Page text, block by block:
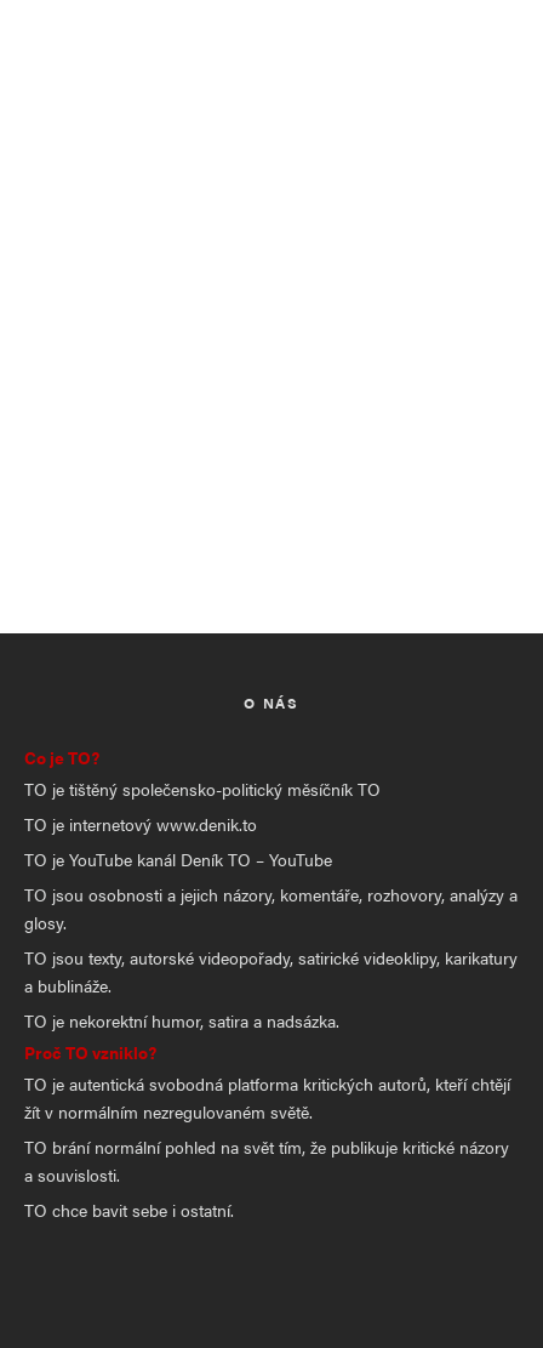
O NÁS
Co je TO?
TO je tištěný společensko-politický měsíčník TO
TO je internetový www.denik.to
TO je YouTube kanál Deník TO – YouTube
TO jsou osobnosti a jejich názory, komentáře, rozhovory, analýzy a
glosy.
TO jsou texty, autorské videopořady, satirické videoklipy, karikatury
a bublináže.
TO je nekorektní humor, satira a nadsázka.
Proč TO vzniklo?
TO je autentická svobodná platforma kritických autorů, kteří chtějí
žít v normálním nezregulovaném světě.
TO brání normální pohled na svět tím, že publikuje kritické názory
a souvislosti.
TO chce bavit sebe i ostatní.